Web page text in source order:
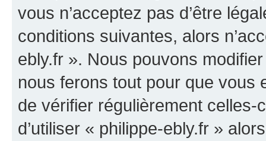
vous n’acceptez pas d’être
conditions suivantes, alors
ebly.fr ». Nous pouvons
nous ferons tout pour que vous
de vérifier régulièrement
d’utiliser « philippe-ebly.fr »